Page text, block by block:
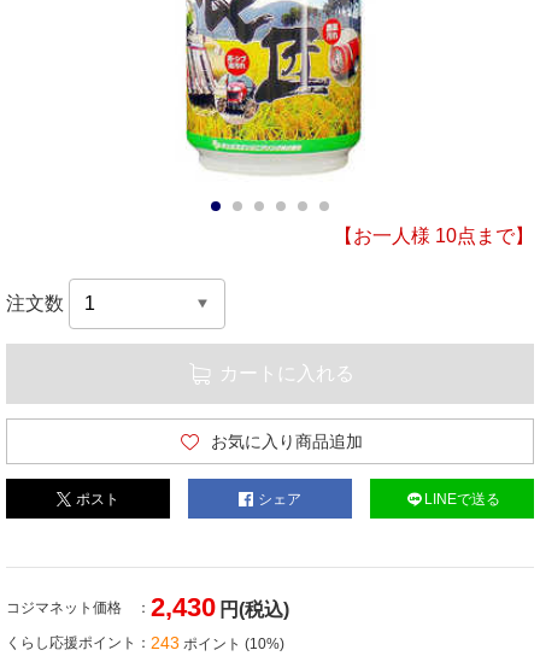
【お一人様 10点まで】
注文数
カートに入れる
お気に入り商品追加
ポスト シェア LINEで送る
コジマネット価格 2,430 円(税込)
くらし応援ポイント 243 ポイント (10%)